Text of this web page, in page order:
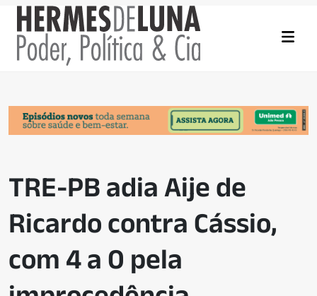
TRE-PB adia Aije de
Ricardo contra Cássio,
com 4 a 0 pela